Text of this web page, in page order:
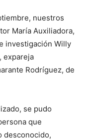
nuestros
María Auxiliadora,
investigación Willy
expareja
Rodríguez, de
se pudo
que
desconocido,